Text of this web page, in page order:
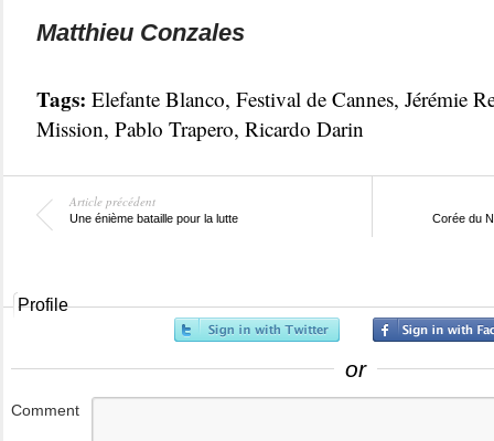
Matthieu Conzales
Tags: Elefante Blanco, Festival de Cannes, Jérémie
Mission, Pablo Trapero, Ricardo Darin
Article précédent
Une énième bataille pour la lutte Corée du
Profile
or
Comment